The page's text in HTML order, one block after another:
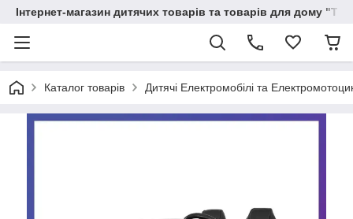
Інтернет-магазин дитячих товарів та товарів для дому
Каталог товарів Дитячі Електромобілі та